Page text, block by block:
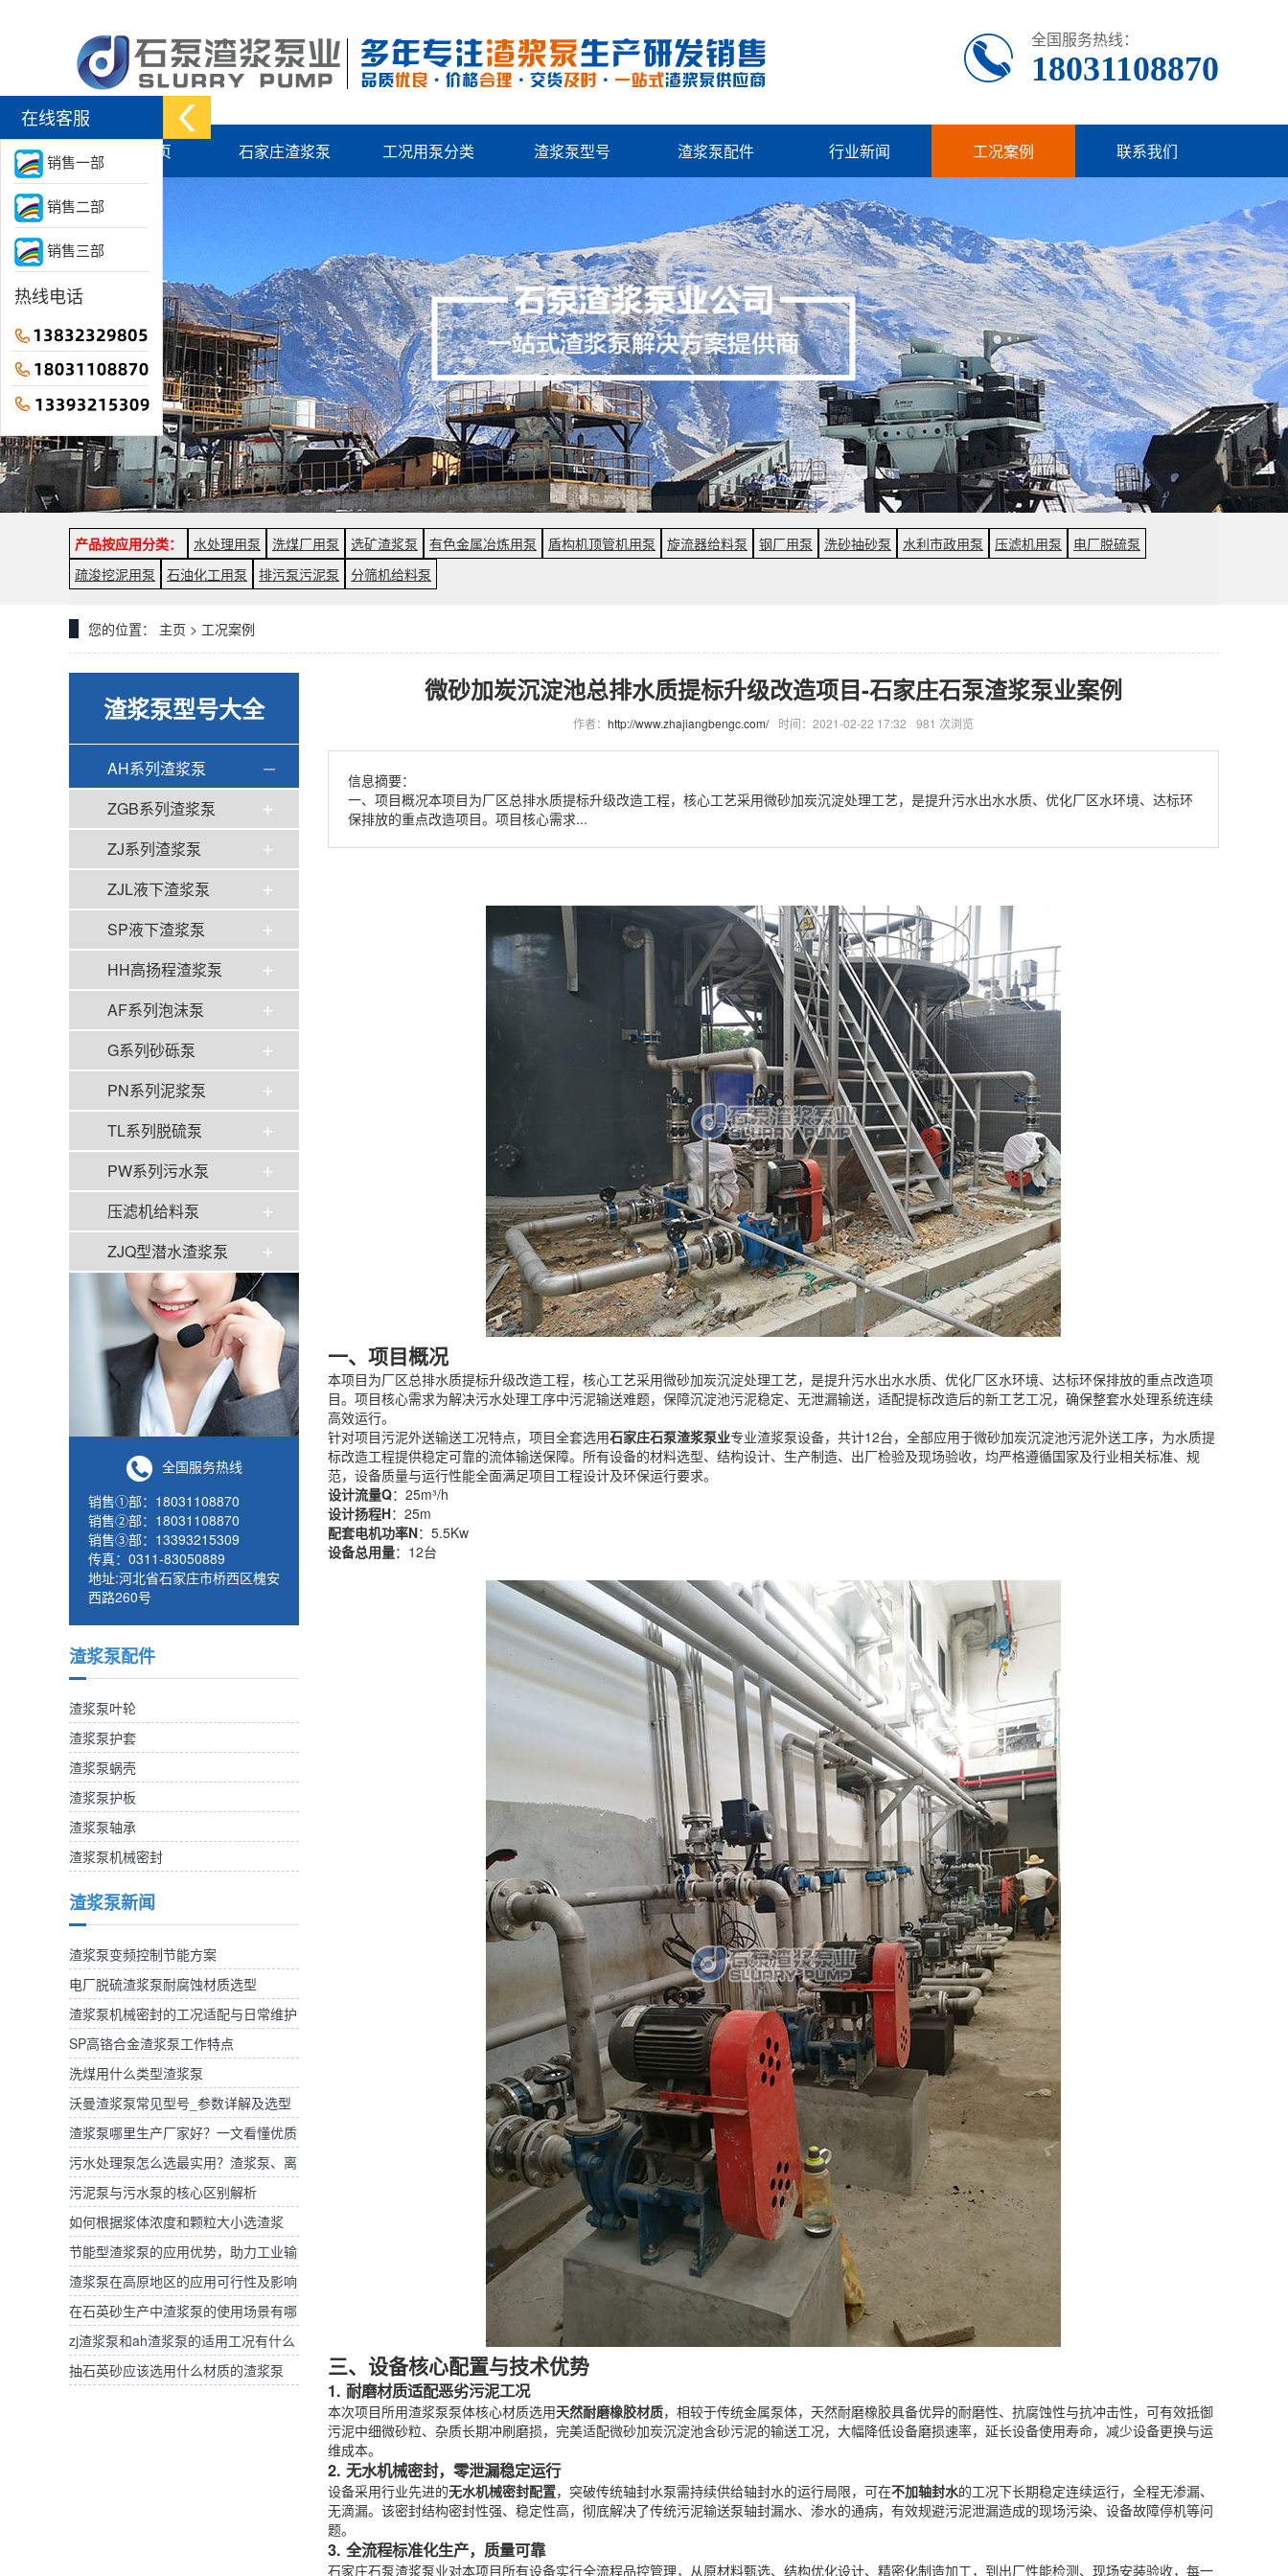
全国服务热线：
18031108870
网站首页 石家庄渣浆泵 工况用泵分类 渣浆泵型号 渣浆泵配件 行业新闻 工况案例 联系我们
产品按应用分类： 水处理用泵 洗煤厂用泵 选矿渣浆泵 有色金属冶炼用泵 盾构机顶管机用泵 旋流器给料泵 钢厂用泵 洗砂抽砂泵 水利市政用泵 压滤机用泵
电厂脱硫泵
疏浚挖泥用泵
石油化工用泵 排污泵污泥泵 分筛机给料泵
您的位置： 主页 > 工况案例
渣浆泵型号大全
AH系列渣浆泵
ZGB系列渣浆泵
ZJ系列渣浆泵
ZJL液下渣浆泵
SP液下渣浆泵
HH高扬程渣浆泵
AF系列泡沫泵
G系列砂砾泵
PN系列泥浆泵
TL系列脱硫泵
PW系列污水泵
压滤机给料泵
ZJQ型潜水渣浆泵
全国服务热线
销售①部：18031108870
销售②部：18031108870
销售③部：13393215309
传真：0311-83050889
地址:河北省石家庄市桥西区槐安
西路260号
渣浆泵配件
渣浆泵叶轮
渣浆泵护套
渣浆泵蜗壳
渣浆泵护板
渣浆泵轴承
渣浆泵机械密封
渣浆泵新闻
渣浆泵变频控制节能方案
电厂脱硫渣浆泵耐腐蚀材质选型
渣浆泵机械密封的工况适配与日常维护
SP高铬合金渣浆泵工作特点
洗煤用什么类型渣浆泵
沃曼渣浆泵常见型号_参数详解及选型
参考
渣浆泵哪里生产厂家好？一文看懂优质
产区与选择标准
污水处理泵怎么选最实用？渣浆泵、离
心泵、自吸泵选型对比
污泥泵与污水泵的核心区别解析
如何根据浆体浓度和颗粒大小选渣浆
泵？
节能型渣浆泵的应用优势，助力工业输
送降本增效
渣浆泵在高原地区的应用可行性及影响
应对策略
在石英砂生产中渣浆泵的使用场景有哪
些？
zj渣浆泵和ah渣浆泵的适用工况有什么
区别
抽石英砂应该选用什么材质的渣浆泵
微砂加炭沉淀池总排水质提标升级改造项目-石家庄石泵渣浆泵业案例
作者： http://www.zhajiangbengc.com/ 时间：2021-02-22 17:32 981 次浏览
信息摘要：
一、项目概况本项目为厂区总排水质提标升级改造工程，核心工艺采用微砂加炭沉淀处理工艺，是提升污水出水水质、优化厂区水环境、达标环
保排放的重点改造项目。项目核心需求...
一、项目概况
本项目为厂区总排水质提标升级改造工程，核心工艺采用微砂加炭沉淀处理工艺，是提升污水出水水质、优化厂区水环境、达标环保排放的重点改造项
目。项目核心需求为解决污水处理工序中污泥输送难题，保障沉淀池污泥稳定、无泄漏输送，适配提标改造后的新工艺工况，确保整套水处理系统连续
高效运行。
针对项目污泥外送输送工况特点，项目全套选用石家庄石泵渣浆泵业专业渣浆泵设备，共计12台，全部应用于微砂加炭沉淀池污泥外送工序，为水质提
标改造工程提供稳定可靠的流体输送保障。所有设备的材料选型、结构设计、生产制造、出厂检验及现场验收，均严格遵循国家及行业相关标准、规
范，设备质量与运行性能全面满足项目工程设计及环保运行要求。
设计流量Q：25m³/h
设计扬程H：25m
配套电机功率N：5.5Kw
设备总用量：12台
三、设备核心配置与技术优势
1. 耐磨材质适配恶劣污泥工况
本次项目所用渣浆泵泵体核心材质选用天然耐磨橡胶材质，相较于传统金属泵体，天然耐磨橡胶具备优异的耐磨性、抗腐蚀性与抗冲击性，可有效抵御
污泥中细微砂粒、杂质长期冲刷磨损，完美适配微砂加炭沉淀池含砂污泥的输送工况，大幅降低设备磨损速率，延长设备使用寿命，减少设备更换与运
维成本。
2. 无水机械密封，零泄漏稳定运行
设备采用行业先进的无水机械密封配置，突破传统轴封水泵需持续供给轴封水的运行局限，可在不加轴封水的工况下长期稳定连续运行，全程无渗漏、
无滴漏。该密封结构密封性强、稳定性高，彻底解决了传统污泥输送泵轴封漏水、渗水的通病，有效规避污泥泄漏造成的现场污染、设备故障停机等问
题。
3. 全流程标准化生产，质量可靠
石家庄石泵渣浆泵业对本项目所有设备实行全流程品控管理，从原材料甄选、结构优化设计、精密化制造加工，到出厂性能检测、现场安装验收，每一
在线客服
销售一部
销售二部
销售三部
热线电话